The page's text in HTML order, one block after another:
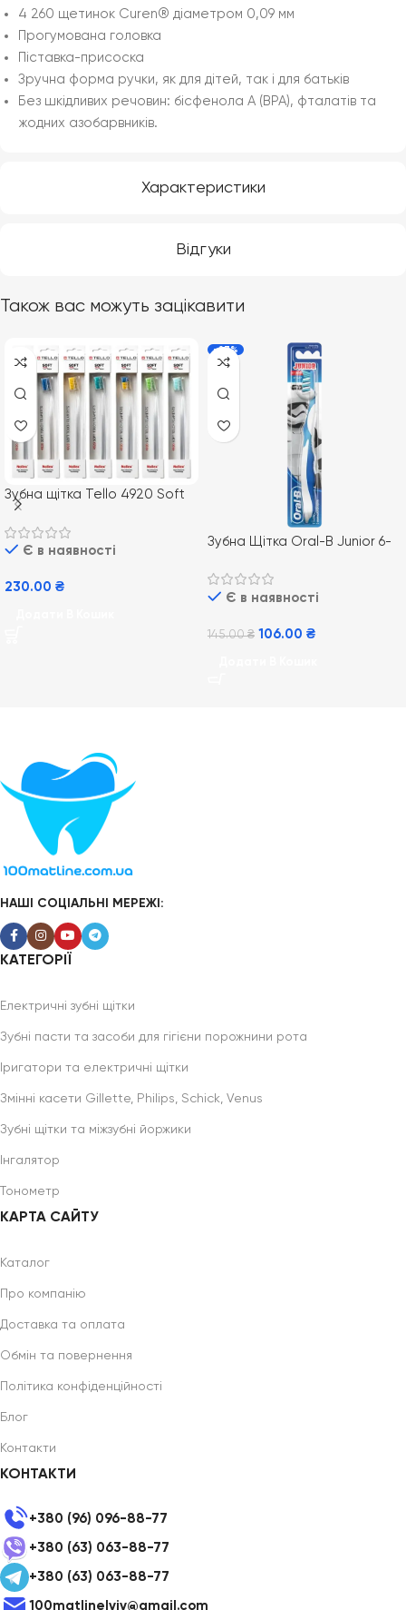
Характеристики
Відгуки
4 260 щетинок Curen® діаметром 0,09 мм
Прогумована головка
Піставка-присоска
Зручна форма ручки, як для дітей, так і для батьків
Без шкідливих речовин: бісфенола А (BPA), фталатів та
жодних азобарвників.
Також вас можуть зацікавити
Зубна щітка Tello 4920 Soft
Є в наявності
230.00 ₴
-27%
Зубна Щітка Oral-B Junior 6-
Є в наявності
145.00₴ 106.00 ₴
НАШІ СОЦІАЛЬНІ МЕРЕЖІ:
КАТЕГОРІЇ
Електричні зубні щітки
Зубні пасти та засоби для гігієни порожнини рота
Іригатори та електричні щітки
Змінні касети Gillette, Philips, Schick, Venus
Зубні щітки та міжзубні йоржики
Інгалятор
Тонометр
КАРТА САЙТУ
Каталог
Про компанію
Доставка та оплата
Обмін та повернення
Політика конфіденційності
Блог
Контакти
КОНТАКТИ
+380 (96) 096-88-77
+380 (63) 063-88-77
+380 (63) 063-88-77
100matlinelviv@gmail.com